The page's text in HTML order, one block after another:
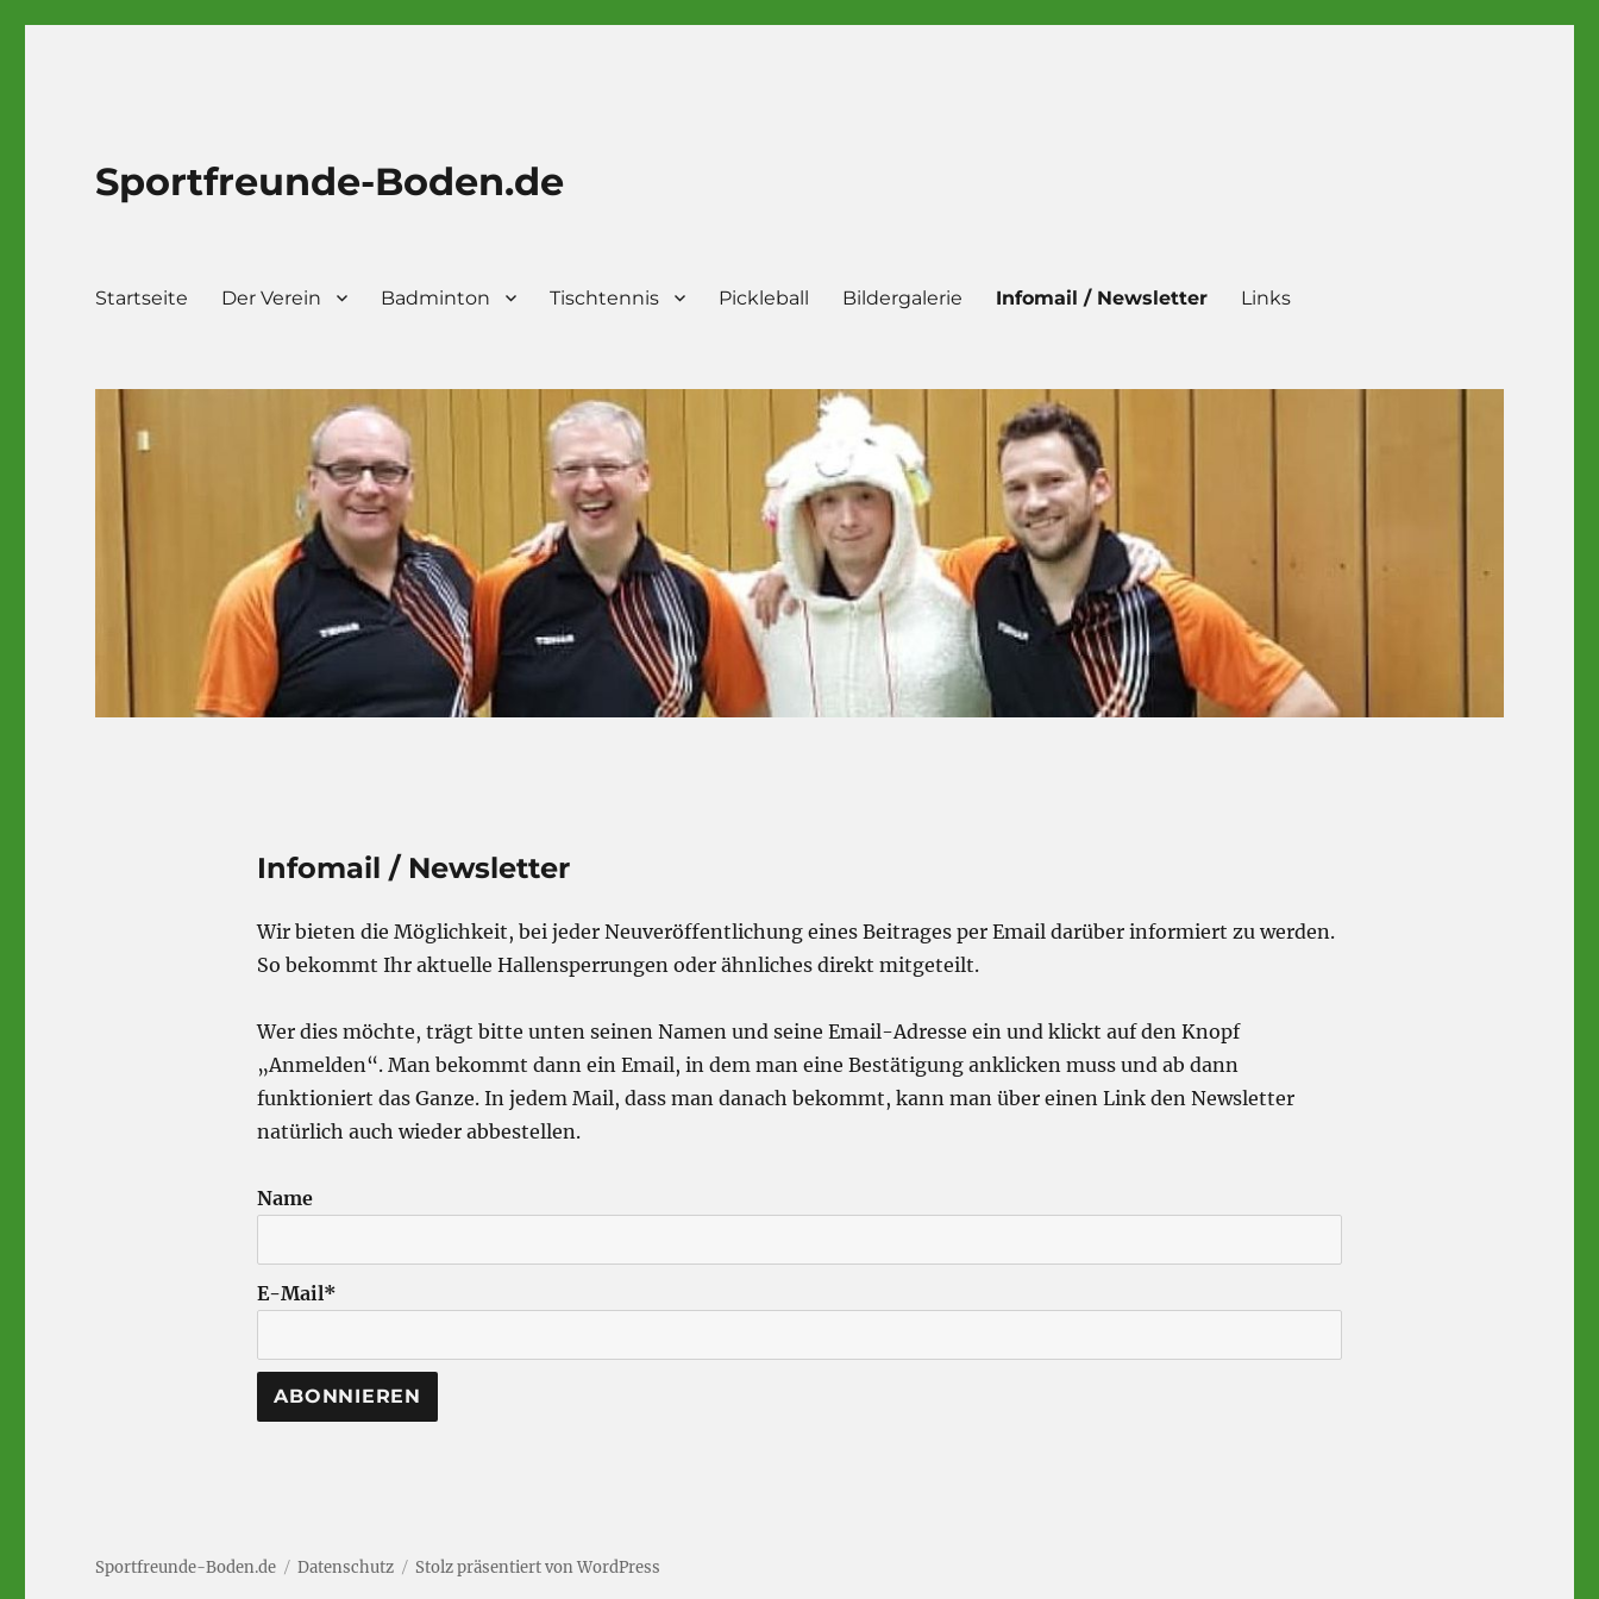
Sportfreunde-Boden.de
Startseite Der Verein Badminton Tischtennis Pickleball Bildergalerie Infomail / Newsletter Links
Infomail / Newsletter
Wir bieten die Möglichkeit, bei jeder Neuveröffentlichung eines Beitrages per Email darüber informiert zu werden.
So bekommt Ihr aktuelle Hallensperrungen oder ähnliches direkt mitgeteilt.
Wer dies möchte, trägt bitte unten seinen Namen und seine Email-Adresse ein und klickt auf den Knopf
„Anmelden“. Man bekommt dann ein Email, in dem man eine Bestätigung anklicken muss und ab dann
funktioniert das Ganze. In jedem Mail, dass man danach bekommt, kann man über einen Link den Newsletter
natürlich auch wieder abbestellen.
Name
E-Mail*
Sportfreunde-Boden.de Datenschutz Stolz präsentiert von WordPress